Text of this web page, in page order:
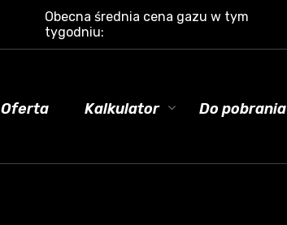
Obecna średnia cena gazu w tym
tygodniu:
Oferta Kalkulator Do pobrania